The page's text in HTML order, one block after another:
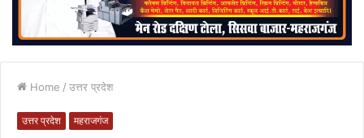
Home / उत्तर प्रदेश
उत्तर प्रदेश महराजगंज